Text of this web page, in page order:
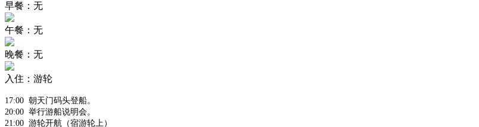
早餐：无
午餐：无
晚餐：无
入住：游轮
17:00 朝天门码头登船。
20:00 举行游船说明会。
21:00 游轮开航（宿游轮上）